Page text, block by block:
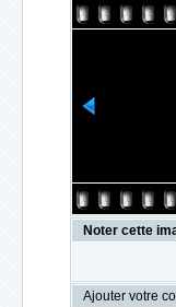
Noter cette
Ajouter votre